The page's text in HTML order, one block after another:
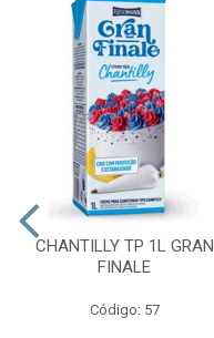
CHANTILLY TP 1L GRAN
FINALE
Código: 57